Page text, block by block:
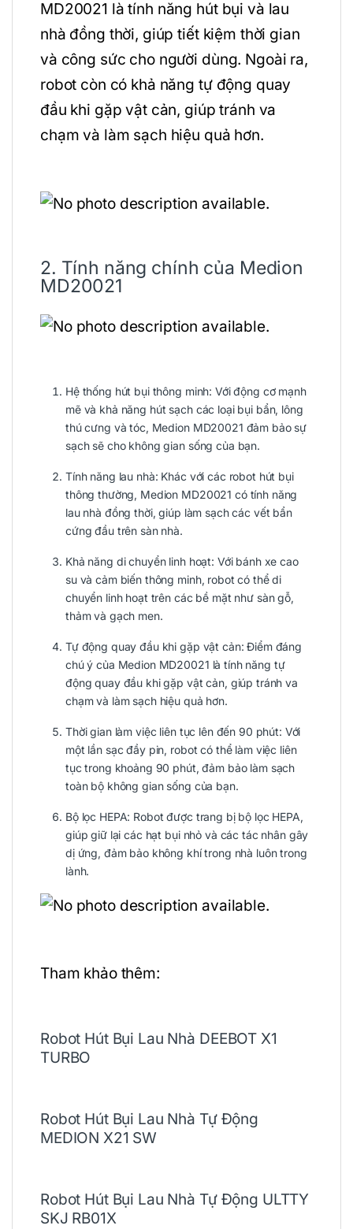
MD20021 là tính năng hút bụi và lau
nhà đồng thời, giúp tiết kiệm thời gian
và công sức cho người dùng. Ngoài ra,
robot còn có khả năng tự động quay
đầu khi gặp vật cản, giúp tránh va
chạm và làm sạch hiệu quả hơn.
2. Tính năng chính của Medion
MD20021
Hệ thống hút bụi thông minh: Với động cơ mạnh
mẽ và khả năng hút sạch các loại bụi bẩn, lông
thú cưng và tóc, Medion MD20021 đảm bảo sự
sạch sẽ cho không gian sống của bạn.
Tính năng lau nhà: Khác với các robot hút bụi
thông thường, Medion MD20021 có tính năng
lau nhà đồng thời, giúp làm sạch các vết bẩn
cứng đầu trên sàn nhà.
Khả năng di chuyển linh hoạt: Với bánh xe cao
su và cảm biến thông minh, robot có thể di
chuyển linh hoạt trên các bề mặt như sàn gỗ,
thảm và gạch men.
Tự động quay đầu khi gặp vật cản: Điểm đáng
chú ý của Medion MD20021 là tính năng tự
động quay đầu khi gặp vật cản, giúp tránh va
chạm và làm sạch hiệu quả hơn.
Thời gian làm việc liên tục lên đến 90 phút: Với
một lần sạc đầy pin, robot có thể làm việc liên
tục trong khoảng 90 phút, đảm bảo làm sạch
toàn bộ không gian sống của bạn.
Bộ lọc HEPA: Robot được trang bị bộ lọc HEPA,
giúp giữ lại các hạt bụi nhỏ và các tác nhân gây
dị ứng, đảm bảo không khí trong nhà luôn trong
lành.
Tham khảo thêm:
Robot Hút Bụi Lau Nhà DEEBOT X1
TURBO
Robot Hút Bụi Lau Nhà Tự Động
MEDION X21 SW
Robot Hút Bụi Lau Nhà Tự Động ULTTY
SKJ RB01X